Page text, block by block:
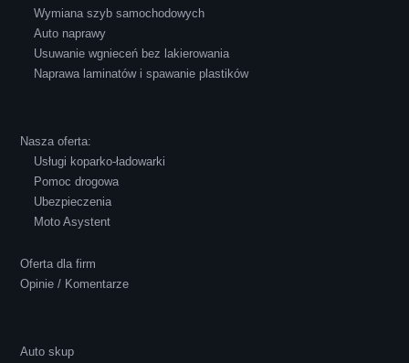
Polecam S-Car.pl, szybka i bardzo miła
Wymiana szyb samochodowych
Auto naprawy
Usuwanie wgnieceń bez lakierowania
Naprawa laminatów i spawanie plastików
Nasza oferta:
Usługi koparko-ładowarki
Pomoc drogowa
Ubezpieczenia
Moto Asystent
Oferta dla firm
Opinie / Komentarze
Auto skup